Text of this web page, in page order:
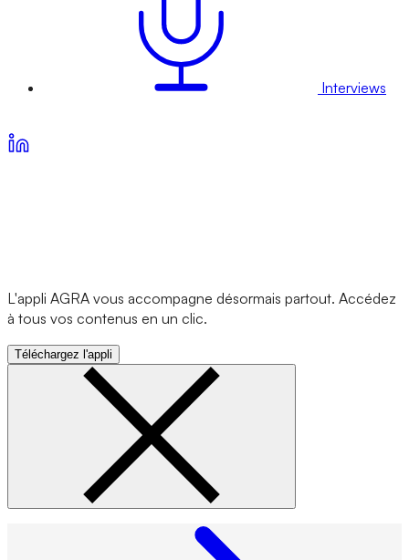
Interviews
L'appli AGRA vous accompagne désormais partout. Accédez
à tous vos contenus en un clic.
Téléchargez l'appli